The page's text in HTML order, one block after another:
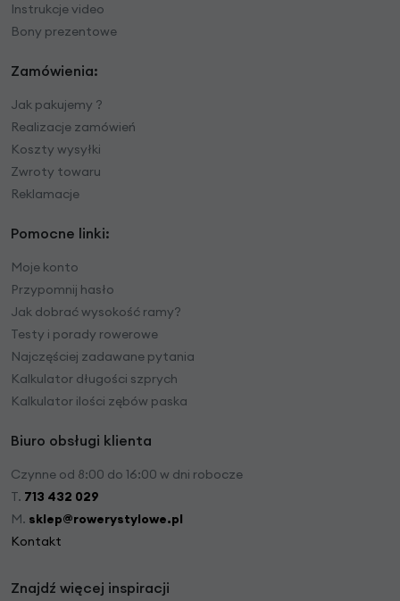
Instrukcje video
Bony prezentowe
Zamówienia:
Jak pakujemy ?
Realizacje zamówień
Koszty wysyłki
Zwroty towaru
Reklamacje
Pomocne linki:
Moje konto
Przypomnij hasło
Jak dobrać wysokość ramy?
Testy i porady rowerowe
Najczęściej zadawane pytania
Kalkulator długości szprych
Kalkulator ilości zębów paska
Biuro obsługi klienta
Czynne od 8:00 do 16:00 w dni robocze
T. 713 432 029
M. sklep@rowerystylowe.pl
Kontakt
Znajdź więcej inspiracji